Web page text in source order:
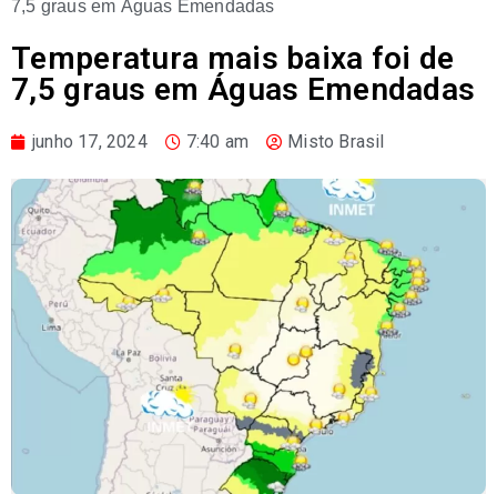
7,5 graus em Águas Emendadas
Temperatura mais baixa foi de
7,5 graus em Águas Emendadas
junho 17, 2024 7:40 am Misto Brasil